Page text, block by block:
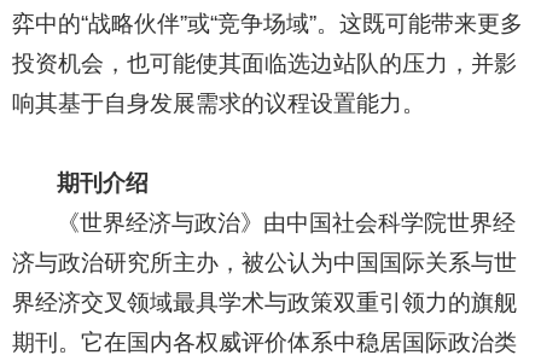
弈中的“战略伙伴”或“竞争场域”。这既可能带来更多
投资机会，也可能使其面临选边站队的压力，并影
响其基于自身发展需求的议程设置能力。
期刊介绍
《世界经济与政治》由中国社会科学院世界经
济与政治研究所主办，被公认为中国国际关系与世
界经济交叉领域最具学术与政策双重引领力的旗舰
期刊。它在国内各权威评价体系中稳居国际政治类